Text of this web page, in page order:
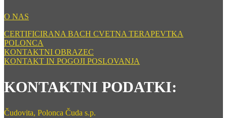
O NAS
CERTIFICIRANA BACH CVETNA TERAPEVTKA
POLONCA
KONTAKTNI OBRAZEC
KONTAKT IN POGOJI POSLOVANJA
KONTAKTNI PODATKI:
Čudovita, Polonca Čuda s.p.